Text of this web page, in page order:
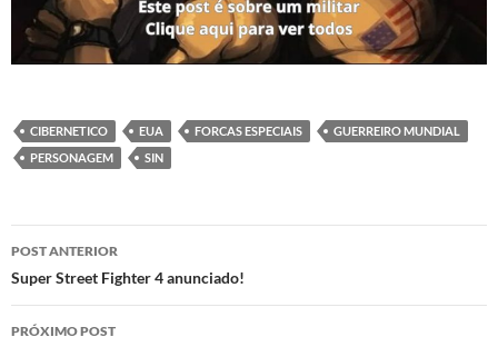
CIBERNETICO EUA FORCAS ESPECIAIS
GUERREIRO MUNDIAL
PERSONAGEM
SIN
Navegação
de
posts
POST ANTERIOR
Super Street Fighter 4 anunciado!
PRÓXIMO POST